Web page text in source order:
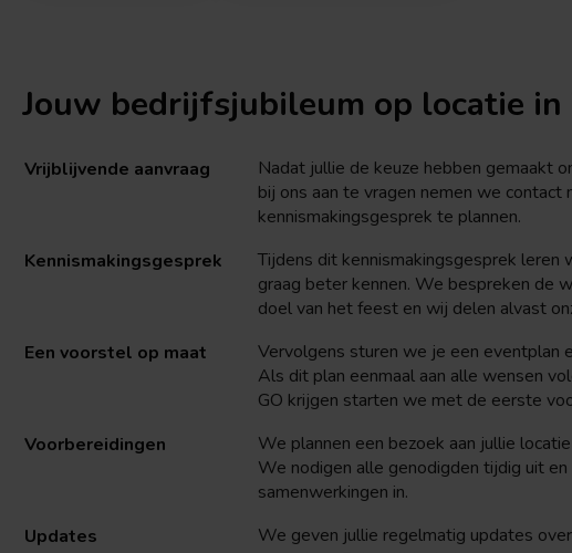
Jouw bedrijfsjubileum op locatie in
Vrijblijvende aanvraag
Nadat jullie de keuze hebben gemaakt
bij ons aan te vragen nemen we
kennismakingsgesprek te plannen.
Kennismakingsgesprek
Tijdens dit kennismakingsgesprek leren
graag beter kennen. We bespreken de
doel van het feest en wij delen alvast
Een voorstel op maat
Vervolgens sturen we je een eventplan
Als dit plan eenmaal aan alle wensen
GO krijgen starten we met de eerste
Voorbereidingen
We plannen een bezoek aan jullie
We nodigen alle genodigden tijdig uit
samenwerkingen in.
Updates
We geven jullie regelmatig updates